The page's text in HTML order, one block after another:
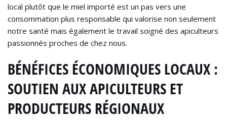
local plutôt que le miel importé est un pas vers une
consommation plus responsable qui valorise non seulement
notre santé mais également le travail soigné des apiculteurs
passionnés proches de chez nous.
BÉNÉFICES ÉCONOMIQUES LOCAUX :
SOUTIEN AUX APICULTEURS ET
PRODUCTEURS RÉGIONAUX